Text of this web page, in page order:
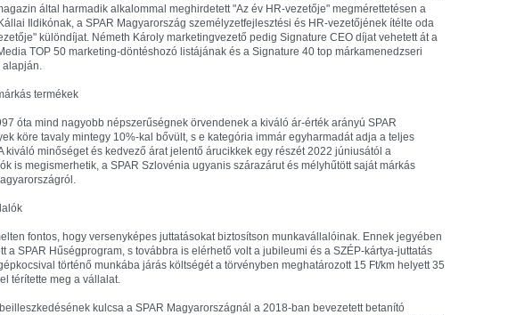
által harmadik alkalommal meghirdetett "Az év HR-vezetője" megmérettetésen a
Ildikónak, a SPAR Magyarország személyzetfejlesztési és HR-vezetőjének ítélte oda
különdíjat. Németh Károly marketingvezető pedig Signature CEO díjat vehetett át a
TOP 50 marketing-döntéshozó listájának és a Signature 40 top márkamenedzseri
alapján.
termékek
óta mind nagyobb népszerűségnek örvendenek a kiváló ár-érték arányú SPAR
köre tavaly mintegy 10%-kal bővült, s e kategória immár egyharmadát adja a teljes
kiváló minőséget és kedvező árat jelentő árucikkek egy részét 2022 júniusától a
is megismerhetik, a SPAR Szlovénia ugyanis száraz­árut és mélyhűtött saját márkás
fontos, hogy versenyképes juttatásokat bizto­sítson munkavállalóinak. Ennek je­gyé­ben
a SPAR Hűség­program, s továbbra is elérhető volt a jubileumi és a SZÉP-kártya-juttatás
történő munkába járás költségét a törvényben meghatározott 15 Ft/km helyett 35
térítette meg a vállalat.
kulcsa a SPAR Magyarországnál a 2018-ban bevezetett betanító